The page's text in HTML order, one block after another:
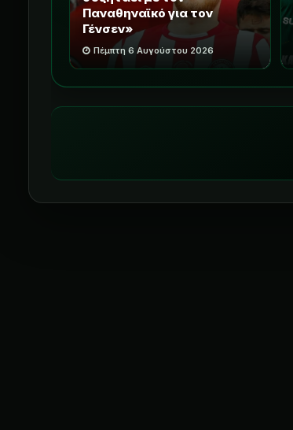
Παναθηναϊκό για τον
Γένσεν»
Πέμπτη 6 Αυγούστου 2026